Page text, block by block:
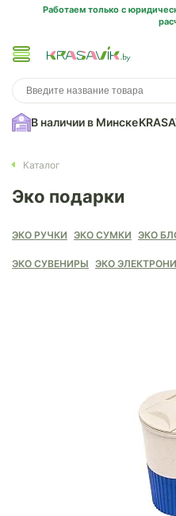
Работаем только с
В наличии в Минске
Каталог
Эко подарки
ЭКО РУЧКИ ЭКО СУМКИ ЭКО
ЭКО СУВЕНИРЫ ЭКО